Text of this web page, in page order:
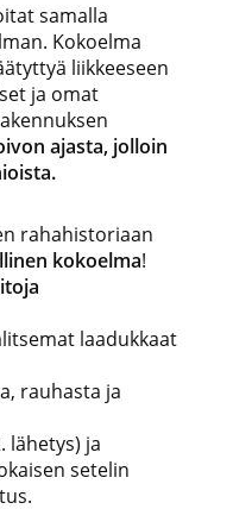
samalla
Kokoelma
liikkeeseen
ja omat
ajasta, jolloin
rahahistoriaan
kokoelma!
laadukkaat
rauhasta ja
lähetys) ja
setelin